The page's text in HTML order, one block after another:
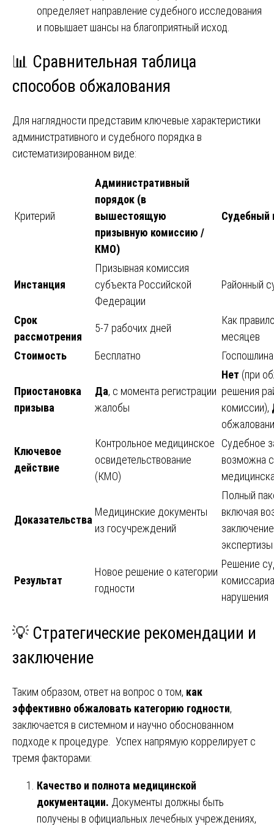
определяет направление судебного исследования
и повышает шансы на благоприятный исход.
📊 Сравнительная таблица
способов обжалования
Для наглядности представим ключевые характеристики
административного и судебного порядка в
систематизированном виде:
Критерий
Административный
порядок (в
вышестоящую
призывную комиссию /
КМО)
Судебный
Инстанция
Призывная комиссия
субъекта Российской
Федерации
Районный
Срок
рассмотрения
5-7 рабочих дней
Как
месяцев
Стоимость
Бесплатно
Приостановка
призыва
Да, с момента регистрации
жалобы
Нет (при
решения
комиссии),
Ключевое
действие
Контрольное медицинское
освидетельствование
(КМО)
Судебное
возможна
Доказательства
Медицинские документы
из госучреждений
Полный
включая
экспертизы
Результат
Новое решение о категории
годности
Решение
нарушения
💡 Стратегические рекомендации и
заключение
Таким образом, ответ на вопрос о том, как
эффективно обжаловать категорию годности,
заключается в системном и научно обоснованном
подходе к процедуре. Успех напрямую коррелирует с
тремя факторами:
Качество и полнота медицинской
документации. Документы должны быть
получены в официальных лечебных учреждениях,